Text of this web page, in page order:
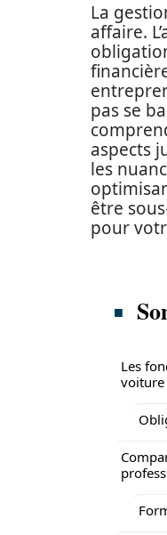
La
affaire.
pas se
aspects
les
être
pour
Les
voiture